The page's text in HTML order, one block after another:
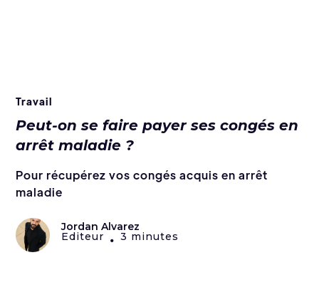
Travail
Peut-on se faire payer ses congés en
arrêt maladie ?
Pour récupérez vos congés acquis en arrêt
maladie
Jordan Alvarez
Editeur • 3 minutes